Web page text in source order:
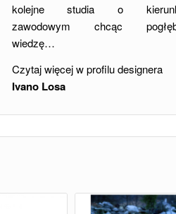
kolejne studia o
zawodowym chcąc
wiedzę…
Czytaj więcej w profilu designera
Ivano Losa